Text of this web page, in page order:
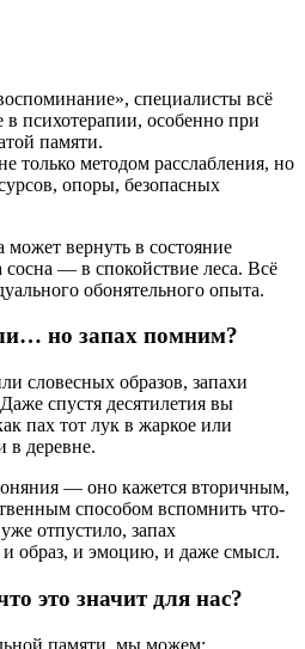
специалисты всё
психотерапии, особенно при
памяти.
только методом расслабления, но
опоры, безопасных
вернуть в состояние
— в спокойствие леса. Всё
обонятельного опыта.
но запах помним?
словесных образов, запахи
спустя десятилетия вы
пах тот лук в жаркое или
в деревне.
— оно кажется вторичным,
способом вспомнить что-
отпустило, запах
образ, и эмоцию, и даже смысл.
это значит для нас?
памяти, мы можем: